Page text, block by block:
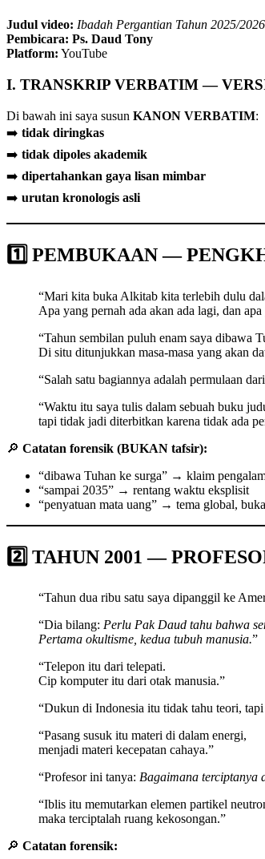
Judul video: Ibadah Pergantian Tahun 2025/
Pembicara: Ps. Daud Tony
Platform: YouTube
I. TRANSKRIP VERBATIM —
Di bawah ini saya susun KANON VERBATIM:
➡️ tidak diringkas
➡️ tidak dipoles akademik
➡️ dipertahankan gaya lisan mimbar
➡️ urutan kronologis asli
1️⃣ PEMBUKAAN —
“Mari kita buka Alkitab kita terlebih dulu
Apa yang pernah ada akan ada lagi, dan
“Tahun sembilan puluh enam saya dibawa
Di situ ditunjukkan masa-masa yang akan
“Salah satu bagiannya adalah permulaan
“Waktu itu saya tulis dalam sebuah buku
tapi tidak jadi diterbitkan karena tidak ada
🔎 Catatan forensik (BUKAN tafsir):
“dibawa Tuhan ke surga” → klaim
“sampai 2035” → rentang waktu eksplisit
“penyatuan mata uang” → tema global,
2️⃣ TAHUN 2001 —
“Tahun dua ribu satu saya dipanggil ke
“Dia bilang: Perlu Pak Daud tahu bahwa
Pertama okultisme, kedua tubuh manusia.”
“Telepon itu dari telepati.
Cip komputer itu dari otak manusia.”
“Dukun di Indonesia itu tidak tahu teori,
“Pasang susuk itu materi di dalam energi,
menjadi materi kecepatan cahaya.”
“Profesor ini tanya: Bagaimana terciptanya
“Iblis itu memutarkan elemen partikel
maka terciptalah ruang kekosongan.”
🔎 Catatan forensik: